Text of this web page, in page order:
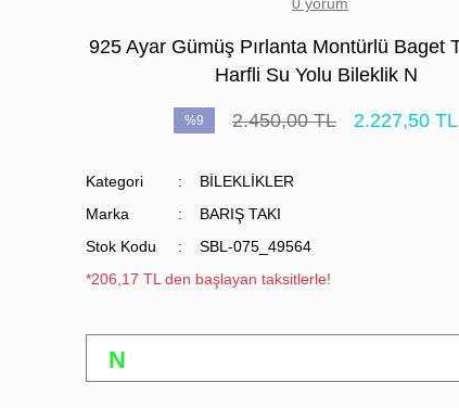
925 Ayar Gümüş Pırlanta Montürlü Baget
Harfli Su Yolu Bileklik N
%9 2.450,00 TL 2.227,50 TL
Kategori
BİLEKLİKLER
Marka
BARIŞ TAKI
Stok Kodu
SBL-075_49564
*206,17 TL den başlayan taksitlerle!